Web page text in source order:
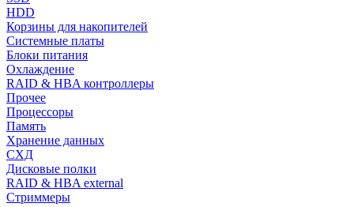
HDD
Корзины для накопителей
Системные платы
Блоки питания
Охлаждение
RAID & HBA контроллеры
Прочее
Процессоры
Память
Хранение данных
СХД
Дисковые полки
RAID & HBA external
Стриммеры